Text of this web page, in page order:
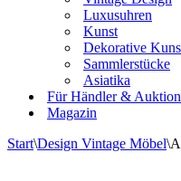
Luxusuhren
Kunst
Dekorative
Sammlerstücke
Asiatika
Für Händler &
Magazin
Start\Design Vintage Möbel\